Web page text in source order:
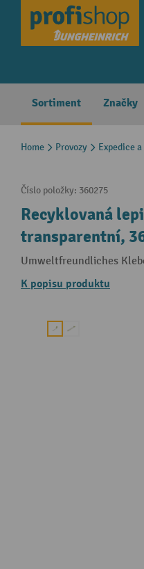
Skip to main
Sortiment Značky
Home Provozy Expedice
Číslo položky: 360275
Recyklovaná
transparentní,
Umweltfreundliches
K popisu produktu